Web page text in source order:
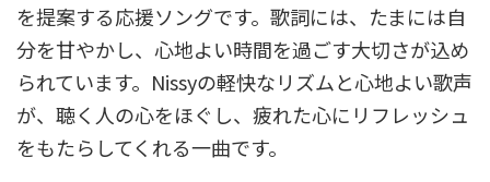
を提案する応援ソングです。歌詞には、たまには自
分を甘やかし、心地よい時間を過ごす大切さが込め
られています。Nissyの軽快なリズムと心地よい歌声
が、聴く人の心をほぐし、疲れた心にリフレッシュ
をもたらしてくれる一曲です。